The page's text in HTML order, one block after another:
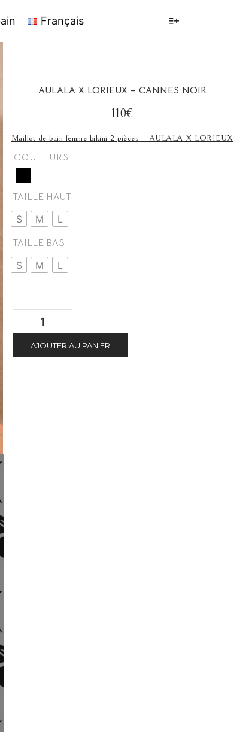
Français
AULALA X LORIEUX – CANNES NOIR
110€
Maillot de bain femme bikini 2 pièces – AULALA X LORIEUX
COULEURS
TAILLE HAUT
S
M L
TAILLE BAS
S
M L
AJOUTER AU PANIER